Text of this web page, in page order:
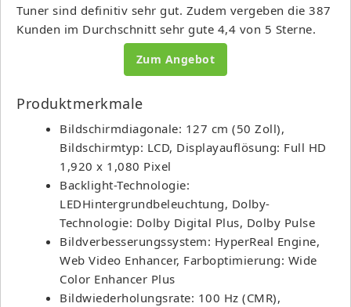
Tuner sind definitiv sehr gut. Zudem vergeben die 387
Kunden im Durchschnitt sehr gute 4,4 von 5 Sterne.
Zum Angebot
Produktmerkmale
Bildschirmdiagonale: 127 cm (50 Zoll),
Bildschirmtyp: LCD, Displayauflösung: Full HD
1,920 x 1,080 Pixel
Backlight-Technologie:
LEDHintergrundbeleuchtung, Dolby-
Technologie: Dolby Digital Plus, Dolby Pulse
Bildverbesserungssystem: HyperReal Engine,
Web Video Enhancer, Farboptimierung: Wide
Color Enhancer Plus
Bildwiederholungsrate: 100 Hz (CMR),